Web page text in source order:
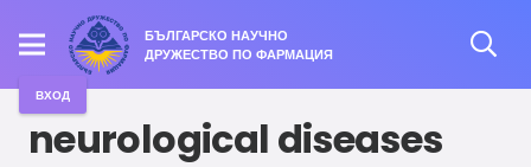
БЪЛГАРСКО НАУЧНО
ДРУЖЕСТВО ПО ФАРМАЦИЯ
ВХОД
neurological diseases